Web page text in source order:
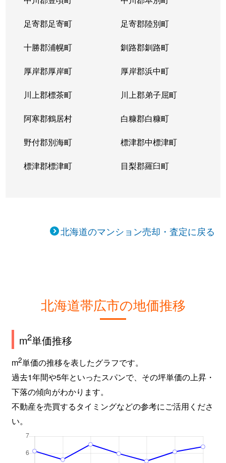
足寄郡足寄町 足寄郡陸別町
十勝郡浦幌町 釧路郡釧路町
厚岸郡厚岸町 厚岸郡浜中町
川上郡標茶町 川上郡弟子屈町
阿寒郡鶴居村 白糠郡白糠町
野付郡別海町 標津郡中標津町
標津郡標津町 目梨郡羅臼町
北海道のマンション売却・査定に戻る
北海道帯広市の地価推移
m2単価推移
m2単価の推移を表したグラフです。
過去1年間や5年といったスパンで、その坪単価の上昇・
下落の傾向がわかります。
不動産を売買するタイミングなどの参考にご活用くださ
い。